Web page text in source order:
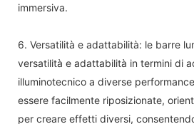
immersiva.
6. Versatilità e adattabilità: le barre
versatilità e adattabilità in termini di
illuminotecnico a diverse
essere facilmente riposizionate,
per creare effetti diversi,